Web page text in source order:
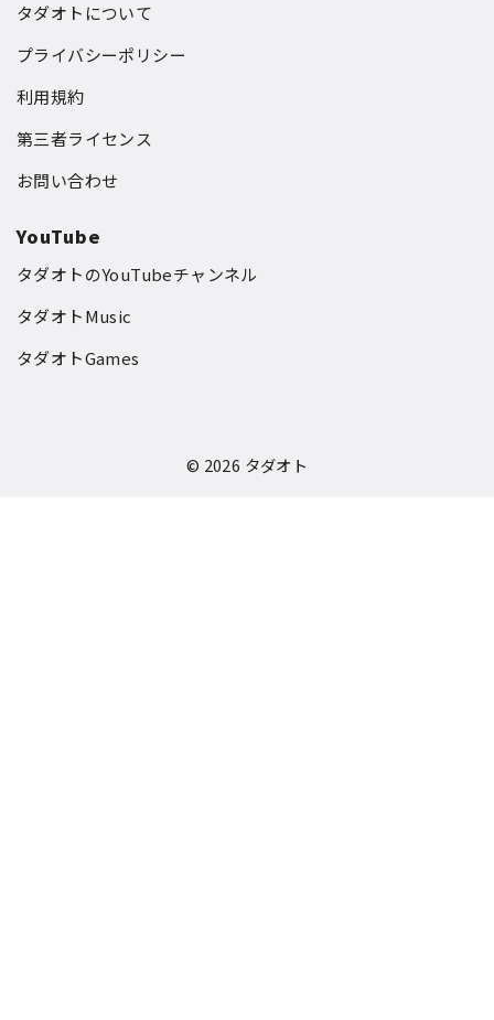
タダオトについて
プライバシーポリシー
利用規約
第三者ライセンス
お問い合わせ
YouTube
タダオトのYouTubeチャンネル
タダオトMusic
タダオトGames
© 2026 タダオト